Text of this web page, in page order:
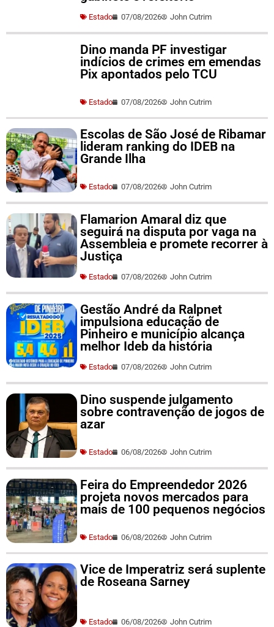
Estado 07/08/2026 John Cutrim
Dino manda PF investigar
indícios de crimes em emendas
Pix apontados pelo TCU
Estado 07/08/2026 John Cutrim
Escolas de São José de Ribamar
lideram ranking do IDEB na
Grande Ilha
Estado 07/08/2026 John Cutrim
Flamarion Amaral diz que
seguirá na disputa por vaga na
Assembleia e promete recorrer à
Justiça
Estado 07/08/2026 John Cutrim
Gestão André da Ralpnet
impulsiona educação de
Pinheiro e município alcança
melhor Ideb da história
Estado 07/08/2026 John Cutrim
Dino suspende julgamento
sobre contravenção de jogos de
azar
Estado 06/08/2026 John Cutrim
Feira do Empreendedor 2026
projeta novos mercados para
mais de 100 pequenos negócios
Estado 06/08/2026 John Cutrim
Vice de Imperatriz será suplente
de Roseana Sarney
Estado 06/08/2026 John Cutrim